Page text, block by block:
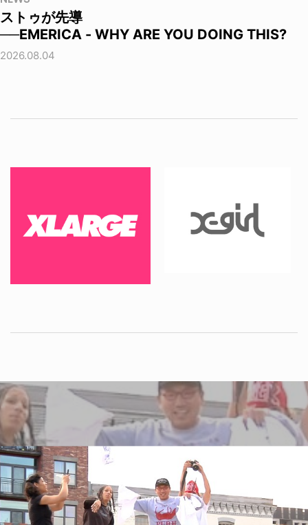
ストゥが先導
──EMERICA - WHY ARE YOU DOING THIS?
2026.08.04